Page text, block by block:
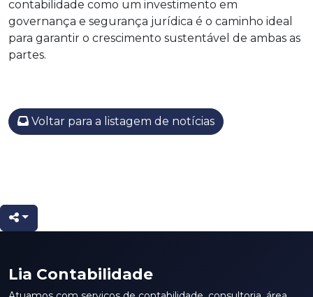
contabilidade como um investimento em
governança e segurança jurídica é o caminho ideal
para garantir o crescimento sustentável de ambas as
partes.
Voltar para a listagem de notícias
Lia Contabilidade